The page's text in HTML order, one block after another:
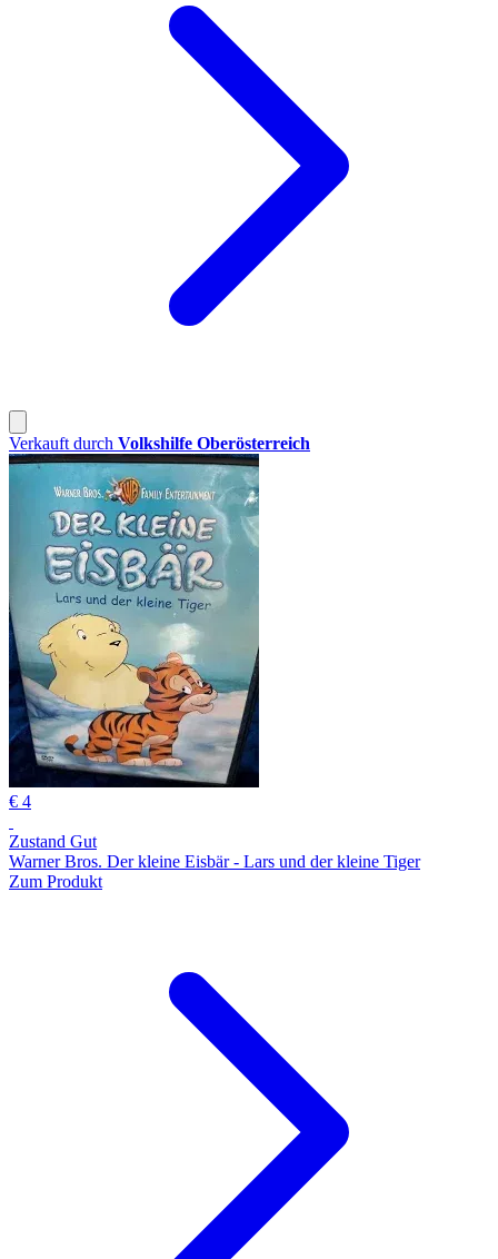
Verkauft durch Volkshilfe Oberösterreich
€ 4
Zustand Gut
Warner Bros. Der kleine Eisbär - Lars und der kleine Tiger
Zum Produkt